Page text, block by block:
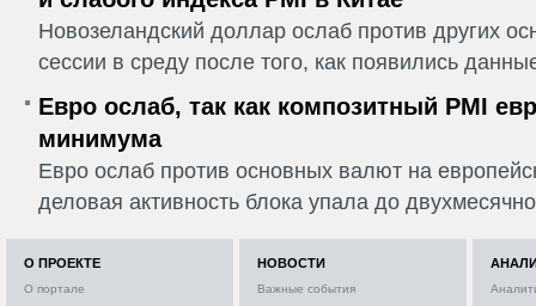
Новозеландский доллар ослаб против других
сессии в среду после того, как появились
Евро ослаб, так как композитный PMI
минимума
Евро ослаб против основных валют на
деловая активность блока упала до
О ПРОЕКТЕ
О портале
НОВОСТИ
Важные события